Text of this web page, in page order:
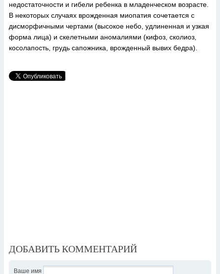
недостаточности и гибели ребенка в младенческом возрасте.
В некоторых случаях врожденная миопатия сочетается с
дисморфичными чертами (высокое небо, удлиненная и узкая
форма лица) и скелетными аномалиями (кифоз, сколиоз,
косолапость, грудь сапожника, врожденный вывих бедра).
ДОБАВИТЬ КОММЕНТАРИЙ
Ваше имя